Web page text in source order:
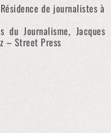
de journalistes à
Journalisme, Jacques
– Street Press